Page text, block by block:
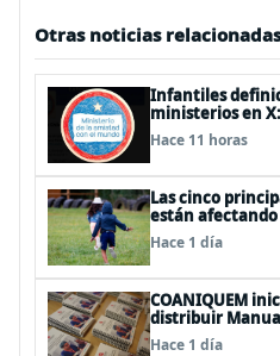
Otras noticias relacionadas
Infantiles
ministerios en
Plata",
Hace 11 horas
Las cinco
están
en Chile
Hace 1 día
COANIQUEM
distribuir
profesionales de
Hace 1 día